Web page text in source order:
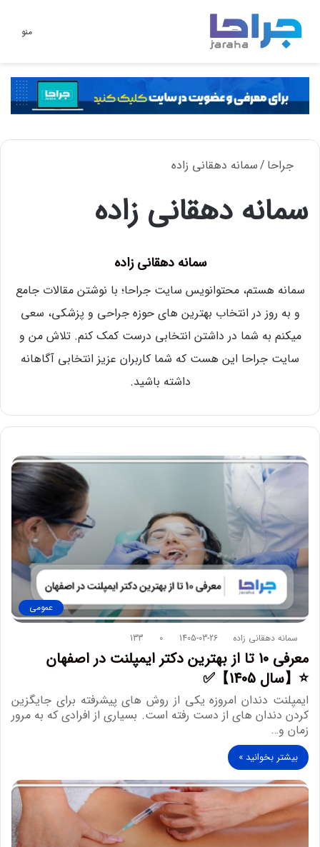
منو
جراحا /سمانه دهقانی زاده
سمانه دهقانی زاده
سمانه دهقانی زاده
سمانه هستم، محتوانویس سایت جراحا؛ با نوشتن مقالات جامع
و به روز در انتخاب بهترین های حوزه جراحی و پزشکی، سعی
میکنم به شما در داشتن انتخابی درست کمک کنم. تلاش من و
سایت جراحا این هست که شما کاربران عزیز انتخابی آگاهانه
داشته باشید.
عمومی
سمانه دهقانی زاده 1405-03-26
0
133
معرفی 10 تا از بهترین دکتر ایمپلنت در اصفهان
⭐【سال 1405】✅
ایمپلنت دندان امروزه یکی از روش های پیشرفته برای جایگزین
کردن دندان های از دست رفته است. بسیاری از افرادی که به مرور
زمان و…
بیشتر بخوانید »